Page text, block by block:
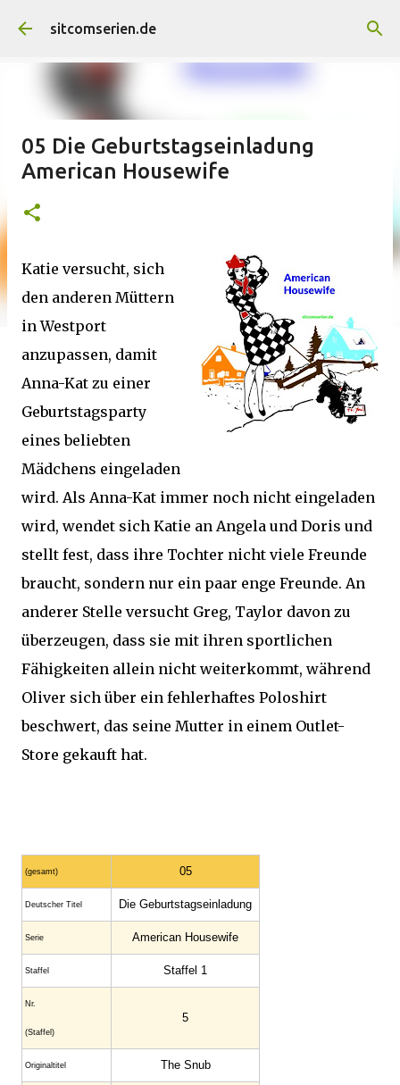
Direkt zum Hauptbereich
sitcomserien.de
05 Die Geburtstagseinladung
American Housewife
Katie versucht, sich
den anderen Müttern
in Westport
anzupassen, damit
Anna-Kat zu einer
Geburtstagsparty
eines beliebten
Mädchens eingeladen
wird. Als Anna-Kat immer noch nicht eingeladen
wird, wendet sich Katie an Angela und Doris und
stellt fest, dass ihre Tochter nicht viele Freunde
braucht, sondern nur ein paar enge Freunde. An
anderer Stelle versucht Greg, Taylor davon zu
überzeugen, dass sie mit ihren sportlichen
Fähigkeiten allein nicht weiterkommt, während
Oliver sich über ein fehlerhaftes Poloshirt
beschwert, das seine Mutter in einem Outlet-
Store gekauft hat.
(gesamt) 05
Deutscher Titel Die Geburtstagseinladung
Serie American Housewife
Staffel Staffel 1
Nr.
(Staffel)
5
Originaltitel The Snub